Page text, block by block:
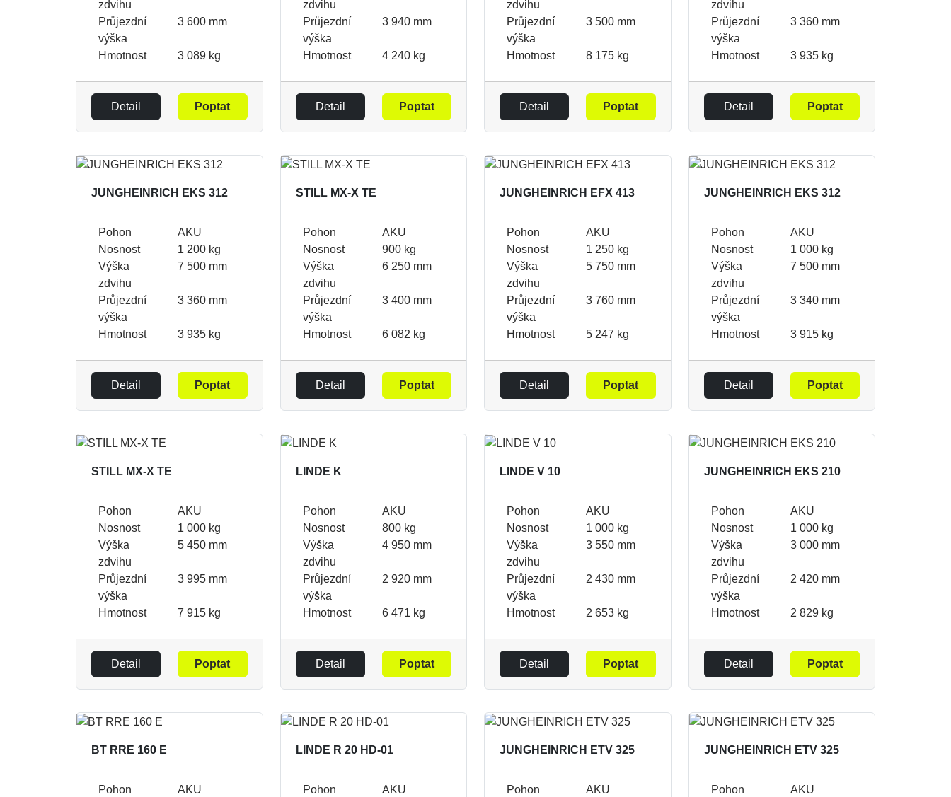
zdvihu
Průjezdní
výška
3 600 mm
Hmotnost 3 089 kg
Detail Poptat
zdvihu
Průjezdní
výška
3 940 mm
Hmotnost 4 240 kg
Detail Poptat
zdvihu
Průjezdní
výška
3 500 mm
Hmotnost 8 175 kg
Detail Poptat
zdvihu
Průjezdní
výška
3 360 mm
Hmotnost 3 935 kg
Detail Poptat
JUNGHEINRICH EKS 312
Pohon
AKU
Nosnost
1 200 kg
Výška
zdvihu
7 500 mm
Průjezdní
výška
3 360 mm
Hmotnost 3 935 kg
Detail Poptat
STILL MX-X TE
Pohon
AKU
Nosnost
900 kg
Výška
zdvihu
6 250 mm
Průjezdní
výška
3 400 mm
Hmotnost 6 082 kg
Detail Poptat
JUNGHEINRICH EFX 413
Pohon
AKU
Nosnost
1 250 kg
Výška
zdvihu
5 750 mm
Průjezdní
výška
3 760 mm
Hmotnost 5 247 kg
Detail Poptat
JUNGHEINRICH EKS 312
Pohon
AKU
Nosnost
1 000 kg
Výška
zdvihu
7 500 mm
Průjezdní
výška
3 340 mm
Hmotnost 3 915 kg
Detail Poptat
STILL MX-X TE
Pohon
AKU
Nosnost
1 000 kg
Výška
zdvihu
5 450 mm
Průjezdní
výška
3 995 mm
Hmotnost 7 915 kg
Detail Poptat
LINDE K
Pohon
AKU
Nosnost
800 kg
Výška
zdvihu
4 950 mm
Průjezdní
výška
2 920 mm
Hmotnost 6 471 kg
Detail Poptat
LINDE V 10
Pohon
AKU
Nosnost
1 000 kg
Výška
zdvihu
3 550 mm
Průjezdní
výška
2 430 mm
Hmotnost 2 653 kg
Detail Poptat
JUNGHEINRICH EKS 210
Pohon
AKU
Nosnost
1 000 kg
Výška
zdvihu
3 000 mm
Průjezdní
výška
2 420 mm
Hmotnost 2 829 kg
Detail Poptat
BT RRE 160 E
Pohon
AKU
LINDE R 20 HD-01
Pohon
AKU
JUNGHEINRICH ETV 325
Pohon
AKU
JUNGHEINRICH ETV 325
Pohon
AKU